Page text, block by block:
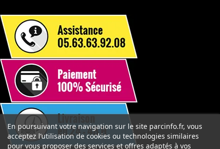
En poursuivant votre navigation sur le site parcinfo.fr, vous
acceptez l’utilisation de cookies ou technologies similaires
pour vous proposer des services et offres adaptés à vos